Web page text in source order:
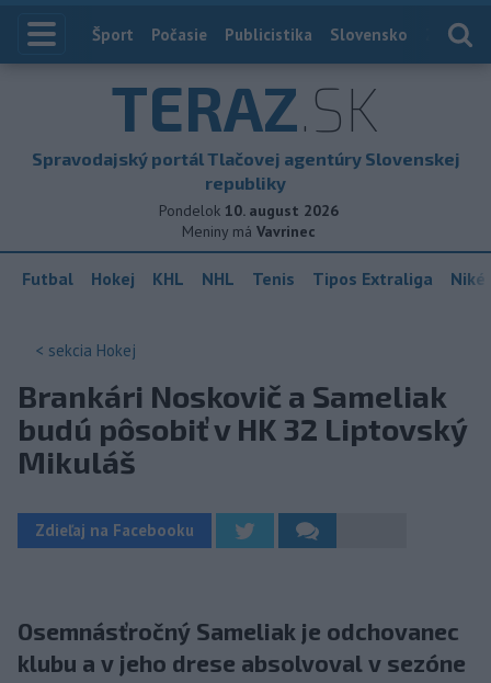
Index
Šport Počasie Publicistika Slovensko
TERAZ.SK
Spravodajský portál Tlačovej agentúry Slovenskej
republiky
Pondelok 10. august 2026
Meniny má Vavrinec
Futbal Hokej KHL NHL Tenis Tipos Extraliga
< sekcia Hokej
Brankári Noskovič a Sameliak
budú pôsobiť v HK 32 Liptovský
Mikuláš
Zdieľaj na Facebooku
Osemnásťročný Sameliak je odchovanec
klubu a v jeho drese absolvoval v sezóne